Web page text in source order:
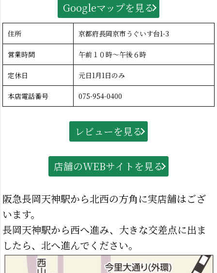
Googleマップを見る
住所 京都府長岡京市うぐいす台1-3
営業時間 午前１０時～午後６時
定休日 元日1月1日のみ
本店電話番号 075-954-0400
レビューを見る
店舗のWEBサイトを見る
阪急長岡天神駅から北西の方角に実店舗はござ
います。
長岡天神駅から西へ進み、大きな交差点に出ま
したら、北へ進んでください。